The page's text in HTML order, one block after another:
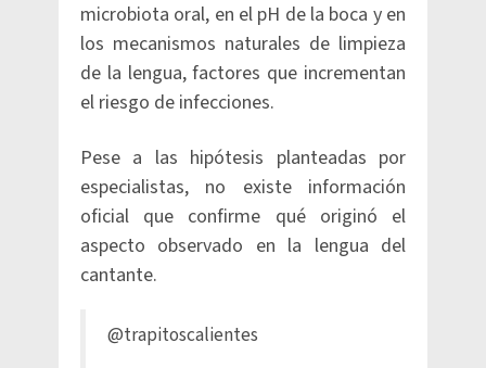
microbiota oral, en el pH de la boca y en
los mecanismos naturales de limpieza
de la lengua, factores que incrementan
el riesgo de infecciones.
Pese a las hipótesis planteadas por
especialistas, no existe información
oficial que confirme qué originó el
aspecto observado en la lengua del
cantante.
@trapitoscalientes